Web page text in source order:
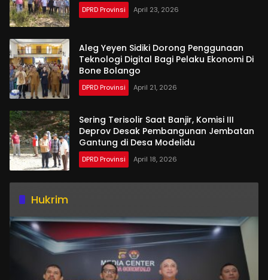
DPRD Provinsi April 23, 2026
Aleg Yeyen Sidiki Dorong Penggunaan
Teknologi Digital Bagi Pelaku Ekonomi Di
Bone Bolango
DPRD Provinsi April 21, 2026
Sering Terisolir Saat Banjir, Komisi III
Deprov Desak Pembangunan Jembatan
Gantung di Desa Modelidu
DPRD Provinsi April 18, 2026
Hukrim